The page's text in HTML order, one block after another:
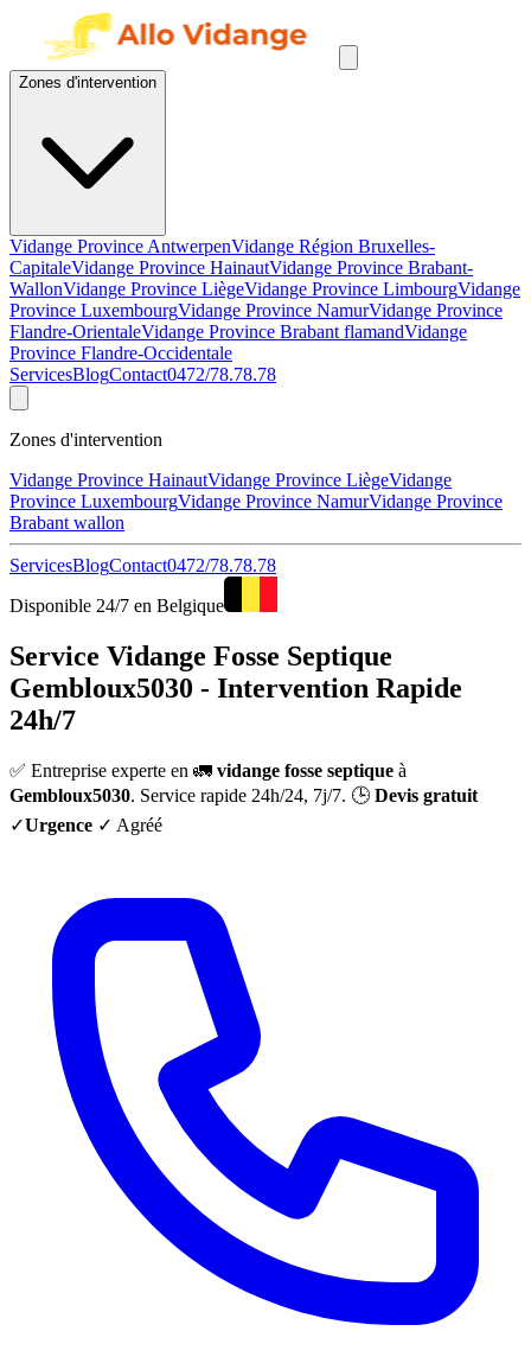
Zones d'intervention
Vidange Province AntwerpenVidange Région Bruxelles-
CapitaleVidange Province HainautVidange Province Brabant-
WallonVidange Province LiègeVidange Province LimbourgVidange
Province LuxembourgVidange Province NamurVidange Province
Flandre-OrientaleVidange Province Brabant flamandVidange
Province Flandre-Occidentale
ServicesBlogContact0472/78.78.78
Zones d'intervention
Vidange Province HainautVidange Province LiègeVidange
Province LuxembourgVidange Province NamurVidange Province
Brabant wallon
ServicesBlogContact0472/78.78.78
Disponible 24/7 en Belgique
Service Vidange Fosse Septique
Gembloux5030 - Intervention Rapide
24h/7
✅ Entreprise experte en 🚛 vidange fosse septique à
Gembloux5030. Service rapide 24h/24, 7j/7. 🕒 Devis gratuit
✓Urgence ✓ Agréé